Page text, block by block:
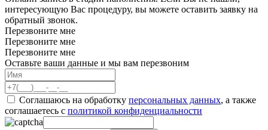
интересующую Вас процедуру, вы можете оставить заявку на
обратный звонок.
Перезвоните мне
Перезвоните мне
Перезвоните мне
Оставьте ваши данные и мы вам перезвоним
Соглашаюсь на обработку персональных данных, а также
соглашаетесь c политикой конфиденциальности